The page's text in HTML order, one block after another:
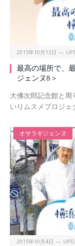
2015年10月13日
最高の場所で、
ジェンヌ8＞
大佛次郎記念館と周
いりムスメプロジ
オサラギジェンヌ
2015年10月4日